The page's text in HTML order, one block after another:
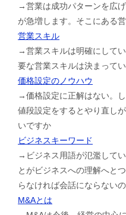
→営業は成功パターンを広
が急増します。そこにある
営業スキル
→営業スキルは明確にして
要な営業スキルは決まって
価格設定のノウハウ
→価格設定に正解はない。
値段設定をするとやり直し
いですか
ビジネスキーワード
→ビジネス用語が氾濫して
とがビジネスへの理解へと
らなければ会話にならない
M&Aとは